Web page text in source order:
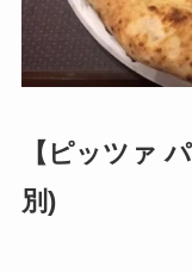
【ピッツァ
別)